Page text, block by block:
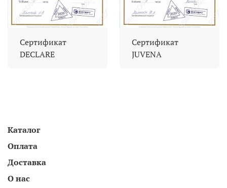
Сертификат
DECLARE
Сертификат
JUVENA
Каталог
Оплата
Доставка
О нас